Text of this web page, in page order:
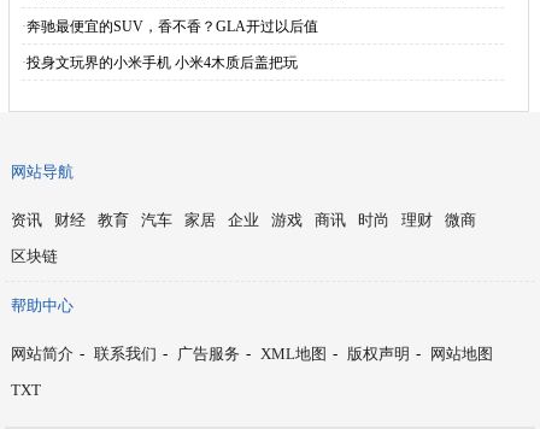
·奔驰最便宜的SUV，香不香？GLA开过以后值
·投身文玩界的小米手机 小米4木质后盖把玩
网站导航
资讯 财经 教育 汽车 家居 企业 游戏 商讯 时尚 理财
微商
区块链
帮助中心
网站简介 - 联系我们 - 广告服务 - XML地图 - 版权声明 -
网站地图
TXT